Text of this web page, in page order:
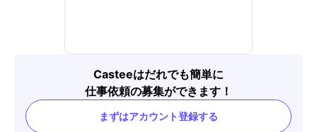
Casteeはだれでも簡単に
仕事依頼の募集ができます！
まずはアカウント登録する